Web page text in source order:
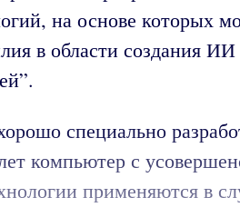
на основе которых
в области создания
специально
компьютер с
применяются в